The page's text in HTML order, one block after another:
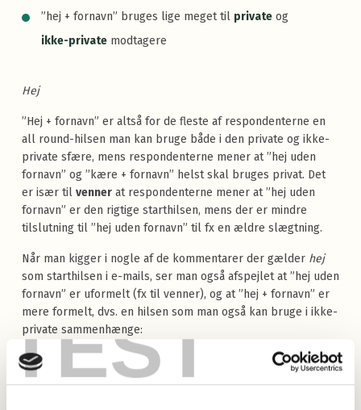
TEST
”hej + fornavn” bruges lige meget til privateog
ikke-privatemodtagere
Hej
”Hej + fornavn” er altså for de fleste af respondenterne en
all round-hilsen man kan bruge både i den private og ikke-
private sfære, mens respondenterne mener at ”hej uden
fornavn” og ”kære + fornavn” helst skal bruges privat. Det
er især til vennerat respondenterne mener at ”hej uden
fornavn” er den rigtige starthilsen, mens der er mindre
tilslutning til ”hej uden fornavn” til fx en ældre slægtning.
Når man kigger i nogle af de kommentarer der gælder hej
som starthilsen i e-mails, ser man også afspejlet at ”hej uden
fornavn” er uformelt (fx til venner), og at ”hej + fornavn” er
mere formelt, dvs. en hilsen som man også kan bruge i ikke-
private sammenhænge:
‘Hej’ er i min optik en meget